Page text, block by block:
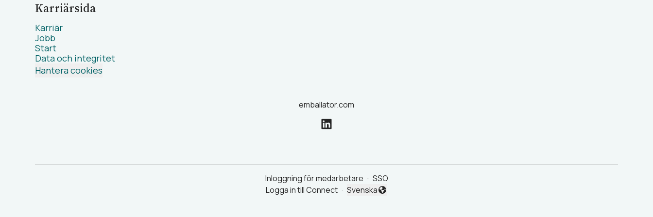
Karriärsida
Karriär
Jobb
Start
Data och integritet
Hantera cookies
emballator.com
Inloggning för medarbetare · SSO
Logga in till Connect · Byt språk
Svenska